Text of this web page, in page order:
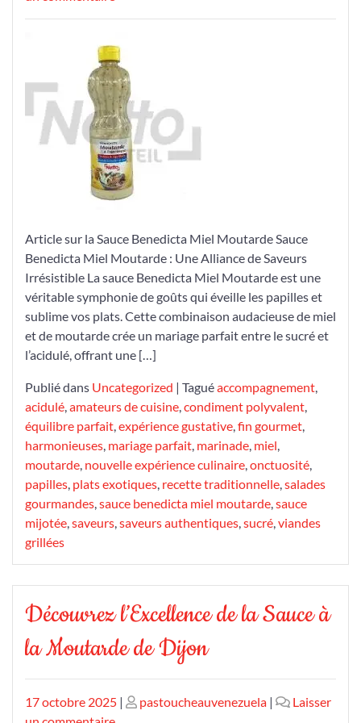
Gourmande
de
la
Sauce
Benedicta
Miel
Moutarde
Article sur la Sauce Benedicta Miel Moutarde Sauce
Benedicta Miel Moutarde : Une Alliance de Saveurs
Irrésistible La sauce Benedicta Miel Moutarde est une
véritable symphonie de goûts qui éveille les papilles et
sublime vos plats. Cette combinaison audacieuse de miel
et de moutarde crée un mariage parfait entre le sucré et
l’acidulé, offrant une […]
Publié dans Uncategorized | Taguéaccompagnement,
acidulé,amateurs de cuisine,condiment polyvalent,
équilibre parfait,expérience gustative,fin gourmet,
harmonieuses, mariage parfait, marinade, miel,
moutarde, nouvelle expérience culinaire,onctuosité,
papilles, plats exotiques, recette traditionnelle,salades
gourmandes,sauce benedicta miel moutarde,sauce
mijotée,saveurs,saveurs authentiques,sucré,viandes
grillées
Découvrez l’Excellence de la Sauce à
la Moutarde de Dijon
Publié
17 octobre 2025 | Publié
pastoucheauvenezuela |
Laisser